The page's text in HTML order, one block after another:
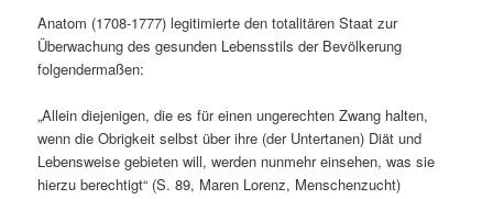
Anatom (1708-1777) legitimierte den totalitären Staat zur
Überwachung des gesunden Lebensstils der Bevölkerung
folgendermaßen:
„Allein diejenigen, die es für einen ungerechten Zwang halten,
wenn die Obrigkeit selbst über ihre (der Untertanen) Diät und
Lebensweise gebieten will, werden nunmehr einsehen, was sie
hierzu berechtigt“ (S. 89, Maren Lorenz, Menschenzucht)